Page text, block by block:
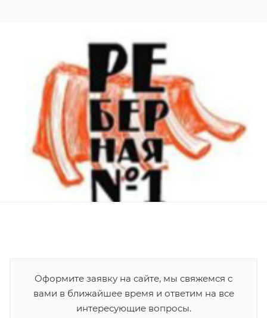
Оформите заявку на сайте, мы свяжемся с
вами в ближайшее время и ответим на все
интересующие вопросы.